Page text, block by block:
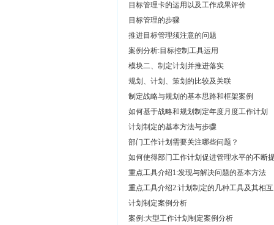
目标管理卡的运用以及工作成果评价
目标管理的步骤
推进目标管理须注意的问题
案例分析:目标控制工具运用
模块二、制定计划并推进落实
规划、计划、策划的比较及关联
制定战略与规划的基本思路和框架案例
如何基于战略和规划制定年度月度工作计划
计划制定的基本方法与步骤
部门工作计划需要关注哪些问题？
如何使得部门工作计划促进管理水平的不断
重点工具介绍1:发现与解决问题的基本方法
重点工具介绍2:计划制定的几种工具及其相
计划制定案例分析
案例:大型工作计划制定案例分析